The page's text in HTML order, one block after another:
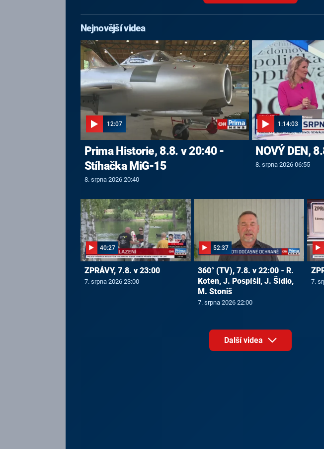
Nejnovější videa
12:07
Prima Historie, 8.8. v 20:40 -
Stíhačka MiG-15
8. srpna 2026 20:40
1:14:03
NOVÝ DEN,
8. srpna 2026 06:55
40:27
ZPRÁVY, 7.8. v 23:00
7. srpna 2026 23:00
52:37
360° (TV), 7.8. v 22:00 - R.
Koten, J. Pospíšil, J. Šídlo,
M. Stoniš
7. srpna 2026 22:00
7.
Další videa